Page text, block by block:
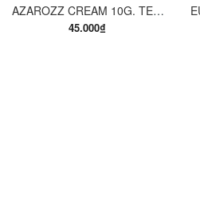
AZAROZZ CREAM 10G. TERBINAFINE 1%. THUỐC TRỊ NẤM DA CHÂN, NẤM DA ĐÙI, NẤM DA THÂN, LANG BEN...
45.000₫